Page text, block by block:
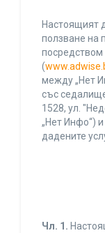
Настоящият
ползване на
посредством
(
между „Нет
със
1528, ул.
„Нет Инфо“)
дадените
Чл. 1.